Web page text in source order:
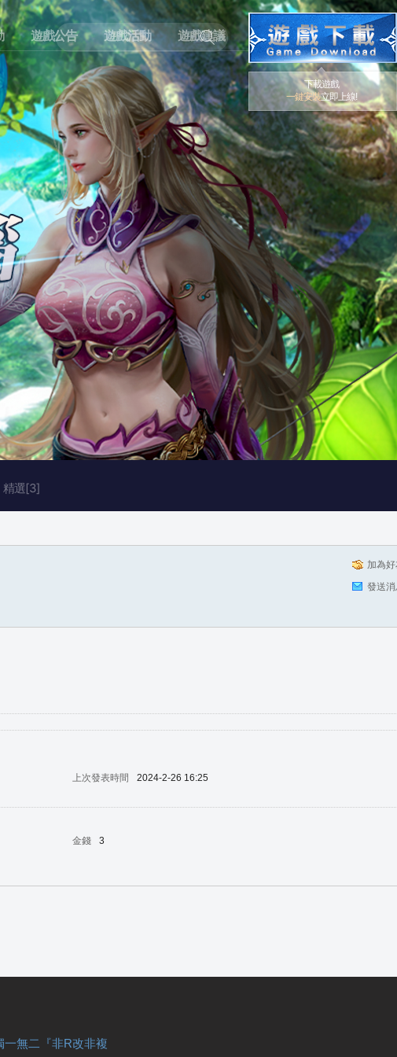
遊戲公告 遊戲活動 遊戲建議
下載遊戲
一鍵安裝立即上線!
精選[3]
加為
發送
上次發表時間
2024-2-26 16:25
金錢
3
無二『非R改非複